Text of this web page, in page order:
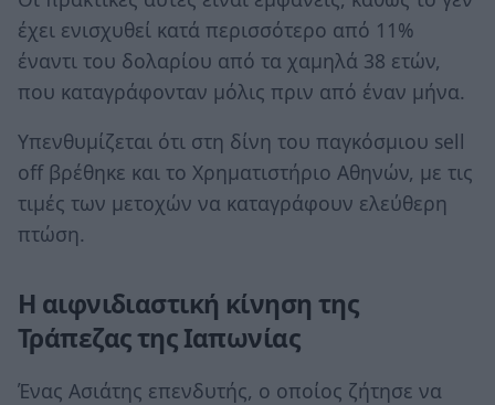
έχει ενισχυθεί κατά περισσότερο από 11%
έναντι του δολαρίου από τα χαμηλά 38 ετών,
που καταγράφονταν μόλις πριν από έναν μήνα.
Υπενθυμίζεται ότι στη δίνη του παγκόσμιου sell
off βρέθηκε και το Χρηματιστήριο Αθηνών, με τις
τιμές των μετοχών να καταγράφουν ελεύθερη
πτώση.
Η αιφνιδιαστική κίνηση της
Τράπεζας της Ιαπωνίας
Ένας Ασιάτης επενδυτής, ο οποίος ζήτησε να